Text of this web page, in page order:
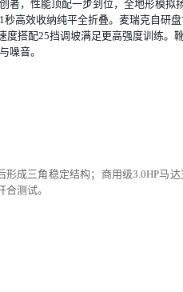
者，性能顶配一步到位，全地形模拟
高效收纳纯平全折叠。麦瑞克自研
度搭配25挡调坡满足更高强度训练。
噪音。
成三角稳定结构；商用级3.0HP马达
测试。